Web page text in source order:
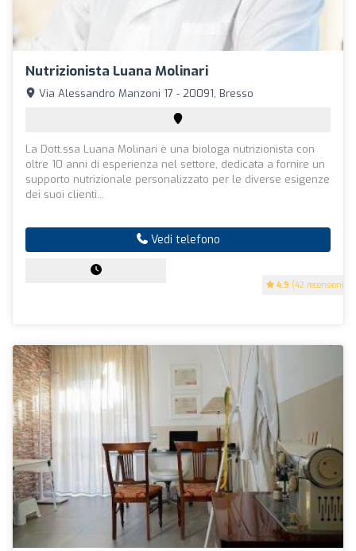
Nutrizionista Luana Molinari
4.9 (42 recensioni)
Via Alessandro Manzoni 17 - 20091, Bresso
La Dott.ssa Luana Molinari è una biologa nutrizionista con
oltre 10 anni di esperienza nel settore, dedicata a fornire un
supporto nutrizionale personalizzato per le diverse esigenze
dei suoi clienti...
Vedi telefono